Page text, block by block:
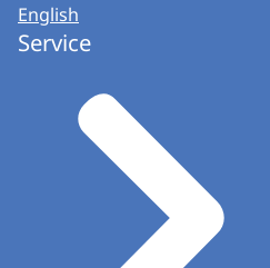
English
Service